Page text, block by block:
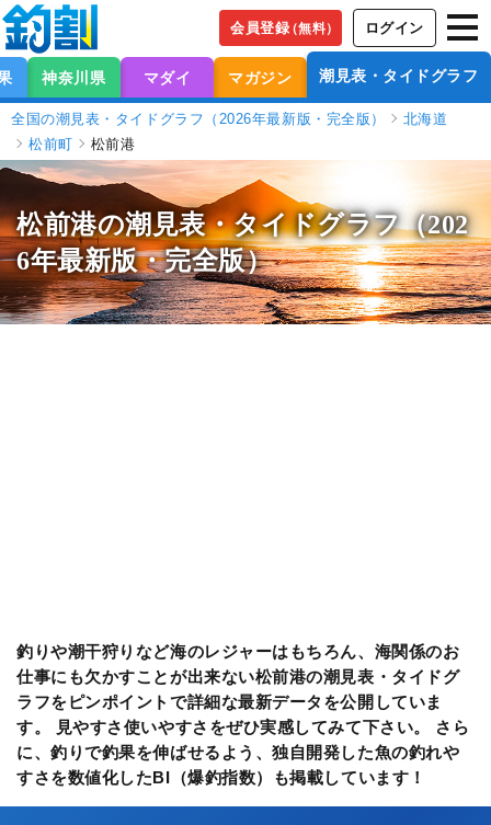
会員登録（無料） ログイン
神奈川県 マダイ マガジン 潮見表・タイドグラフ
全国の潮見表・タイドグラフ（2026年最新版・完全版）
北海道
松前町
松前港
松前港の潮見表・タイドグラフ（202
6年最新版・完全版）
釣りや潮干狩りなど海のレジャーはもちろん、海関係のお
仕事にも欠かすことが出来ない松前港の潮見表・タイドグ
ラフをピンポイントで詳細な最新データを公開していま
す。 見やすさ使いやすさをぜひ実感してみて下さい。 さら
に、釣りで釣果を伸ばせるよう、独自開発した魚の釣れや
すさを数値化したBI（爆釣指数）も掲載しています！